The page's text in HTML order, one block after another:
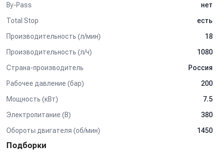
Рама на колесах
Барабан для шланга от 10 м до 50 м
Пенокомплект
Шланг высокого давления от 1 м до 50 м
Система пескоструй
Спектр применения:
Используется на профессиональных автомойках, как
легкого типа так и грузового.
поверхностей к нанесению покрытий без использования
абразива
оборудования от отложений и накипи
By-Pass
нет
Total Stop
есть
Производительность (л/мин)
18
Производительность (л/ч)
1080
Страна-производитель
Россия
Рабочее давление (бар)
200
Мощность (кВт)
7.5
Электропитание (В)
380
Обороты двигателя (об/мин)
1450
Подборки